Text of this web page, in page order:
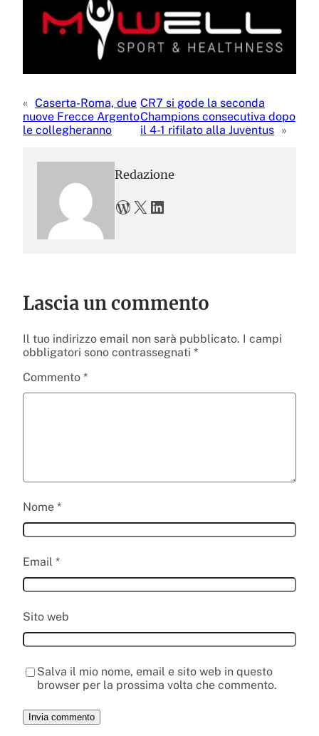
« Caserta-Roma, due
nuove Frecce Argento
le collegheranno
CR7 si gode la seconda
Champions consecutiva dopo
il 4-1 rifilato alla Juventus »
Redazione
WordPress X LinkedIn
Lascia un commento
Il tuo indirizzo email non sarà pubblicato. I campi
obbligatori sono contrassegnati *
Commento *
Nome *
Email *
Sito web
Salva il mio nome, email e sito web in questo
browser per la prossima volta che commento.